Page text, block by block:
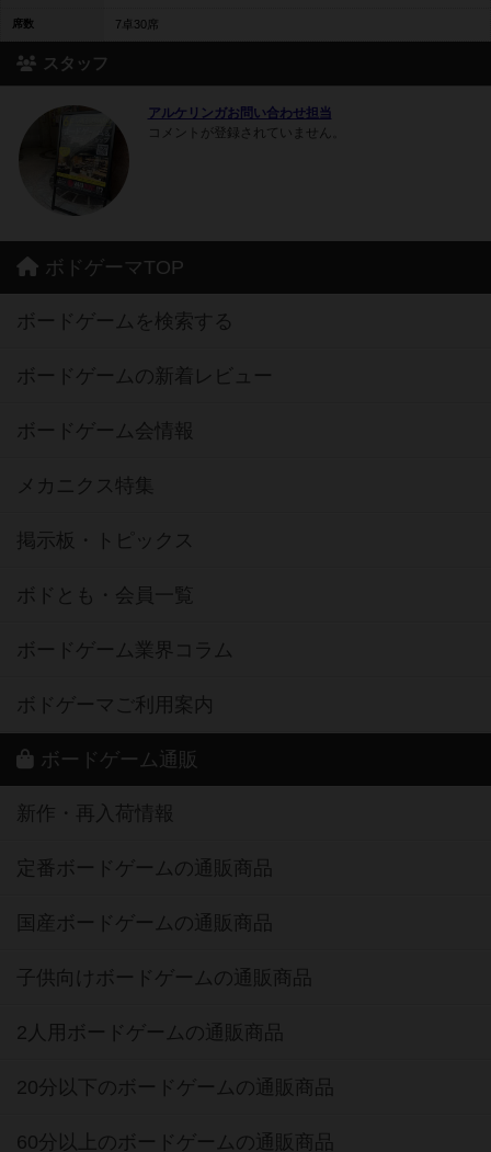
席数 7卓30席
スタッフ
アルケリンガお問い合わせ担当
コメントが登録されていません。
ボドゲーマTOP
ボードゲームを検索する
ボードゲームの新着レビュー
ボードゲーム会情報
メカニクス特集
掲示板・トピックス
ボドとも・会員一覧
ボードゲーム業界コラム
ボドゲーマご利用案内
ボードゲーム通販
新作・再入荷情報
定番ボードゲームの通販商品
国産ボードゲームの通販商品
子供向けボードゲームの通販商品
2人用ボードゲームの通販商品
20分以下のボードゲームの通販商品
60分以上のボードゲームの通販商品